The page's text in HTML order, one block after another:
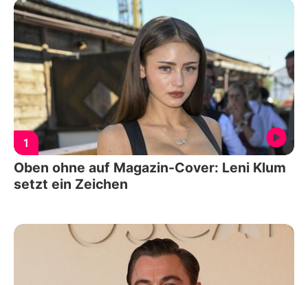
1
Oben ohne auf Magazin-Cover: Leni Klum
setzt ein Zeichen